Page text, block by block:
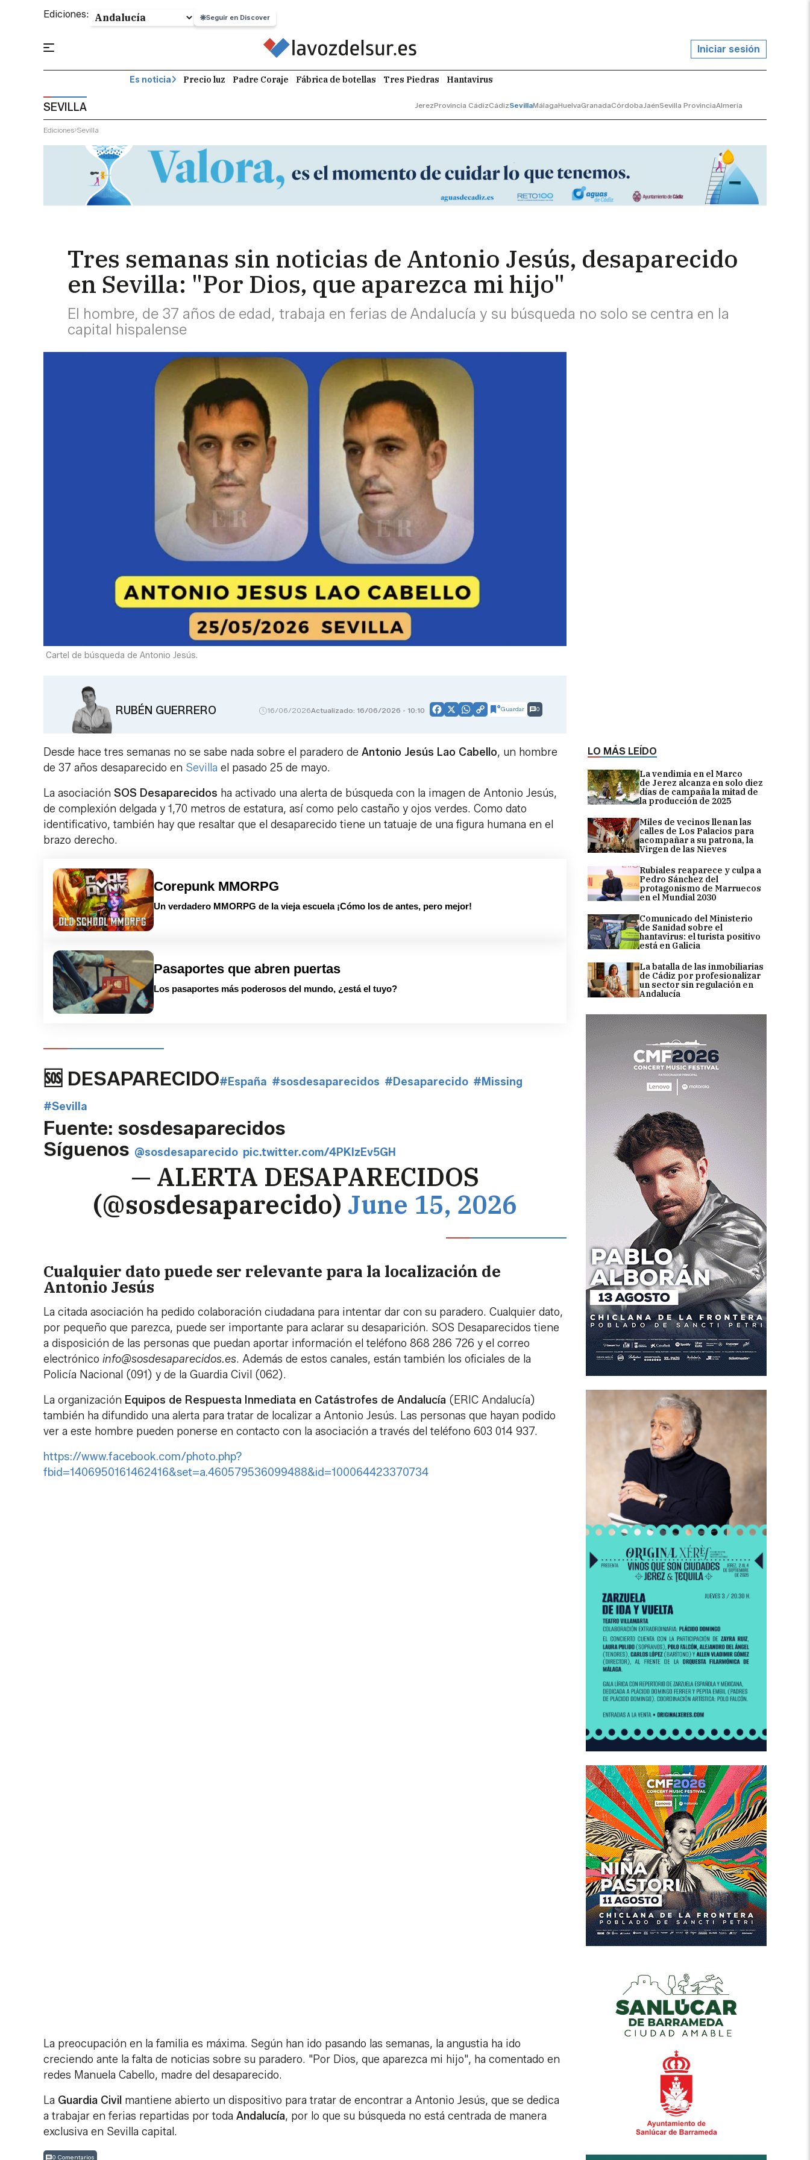
Ediciones: Seguir en Discover
Iniciar sesión
Es noticia Precio luz Padre Coraje Fábrica de botellas Tres Piedras Hantavirus
SEVILLA JerezProvincia CádizCádizSevillaMálagaHuelvaGranadaCórdobaJaénSevilla ProvinciaAlmería
Ediciones Sevilla
Tres semanas sin noticias de Antonio Jesús, desaparecido
en Sevilla: "Por Dios, que aparezca mi hijo"
El hombre, de 37 años de edad, trabaja en ferias de Andalucía y su búsqueda no solo se centra en la
capital hispalense
LO MÁS LEÍDO
La vendimia en el Marco
de Jerez alcanza en solo diez
días de campaña la mitad de
la producción de 2025
Miles de vecinos llenan las
calles de Los Palacios para
acompañar a su patrona, la
Virgen de las Nieves
Rubiales reaparece y culpa a
Pedro Sánchez del
protagonismo de Marruecos
en el Mundial 2030
Comunicado del Ministerio
de Sanidad sobre el
hantavirus: el turista positivo
está en Galicia
La batalla de las inmobiliarias
de Cádiz por profesionalizar
un sector sin regulación en
Andalucía
Cartel de búsqueda de Antonio Jesús.
RUBÉN GUERRERO 16/06/2026Actualizado: 16/06/2026 - 10:10 Facebook
X WhatsApp
CopyGuardar 0
Desde hace tres semanas no se sabe nada sobre el paradero de Antonio Jesús Lao Cabello, un hombre
de 37 años desaparecido en Sevilla el pasado 25 de mayo.
La asociación SOS Desaparecidos ha activado una alerta de búsqueda con la imagen de Antonio Jesús,
de complexión delgada y 1,70 metros de estatura, así como pelo castaño y ojos verdes. Como dato
identificativo, también hay que resaltar que el desaparecido tiene un tatuaje de una figura humana en el
brazo derecho.
Corepunk MMORPG
Un verdadero MMORPG de la vieja escuela ¡Cómo los de antes, pero mejor!
Pasaportes que abren puertas
Los pasaportes más poderosos del mundo, ¿está el tuyo?
🆘 DESAPARECIDO#España #sosdesaparecidos #Desaparecido #Missing
#Sevilla
Fuente: sosdesaparecidos
Síguenos @sosdesaparecido pic.twitter.com/4PKlzEv5GH
— ALERTA DESAPARECIDOS
(@sosdesaparecido) June 15, 2026
Cualquier dato puede ser relevante para la localización de
Antonio Jesús
La citada asociación ha pedido colaboración ciudadana para intentar dar con su paradero. Cualquier dato,
por pequeño que parezca, puede ser importante para aclarar su desaparición. SOS Desaparecidos tiene
a disposición de las personas que puedan aportar información el teléfono 868 286 726 y el correo
electrónico info@sosdesaparecidos.es. Además de estos canales, están también los oficiales de la
Policía Nacional (091) y de la Guardia Civil (062).
La organización Equipos de Respuesta Inmediata en Catástrofes de Andalucía (ERIC Andalucía)
también ha difundido una alerta para tratar de localizar a Antonio Jesús. Las personas que hayan podido
ver a este hombre pueden ponerse en contacto con la asociación a través del teléfono 603 014 937.
https://www.facebook.com/photo.php?
fbid=1406950161462416&set=a.460579536099488&id=100064423370734
La preocupación en la familia es máxima. Según han ido pasando las semanas, la angustia ha ido
creciendo ante la falta de noticias sobre su paradero. "Por Dios, que aparezca mi hijo", ha comentado en
redes Manuela Cabello, madre del desaparecido.
La Guardia Civil mantiene abierto un dispositivo para tratar de encontrar a Antonio Jesús, que se dedica
a trabajar en ferias repartidas por toda Andalucía, por lo que su búsqueda no está centrada de manera
exclusiva en Sevilla capital.
0 Comentarios